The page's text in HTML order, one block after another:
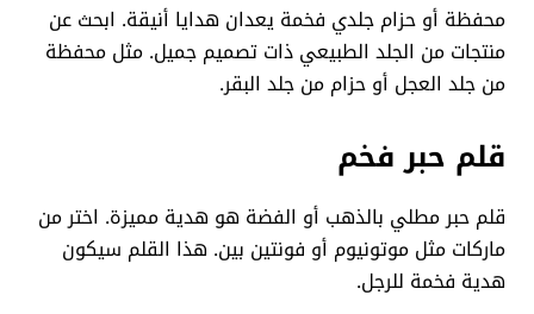
محفظة أو حزام جلدي فخمة يعدان هدايا أنيقة. ابحث عن
منتجات من الجلد الطبيعي ذات تصميم جميل. مثل محفظة
من جلد العجل أو حزام من جلد البقر.
قلم حبر فخم
قلم حبر مطلي بالذهب أو الفضة هو هدية مميزة. اختر من
ماركات مثل موتونيوم أو فونتين بين. هذا القلم سيكون
هدية فخمة للرجل.